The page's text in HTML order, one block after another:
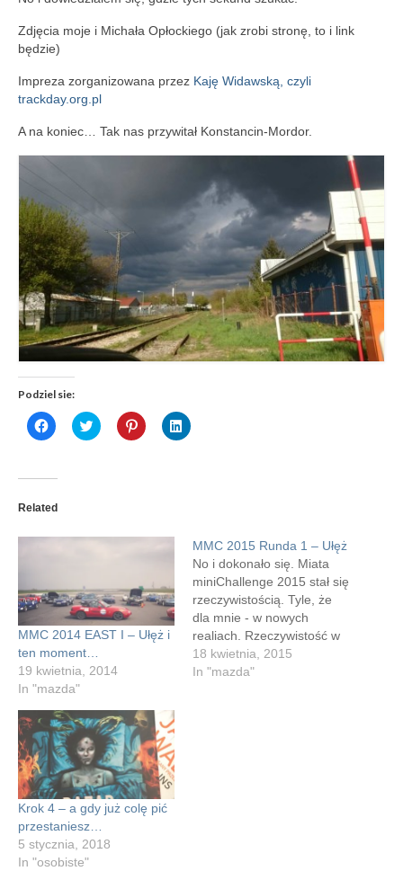
Zdjęcia moje i Michała Opłockiego (jak zrobi stronę, to i link
będzie)
Impreza zorganizowana przez Kaję Widawską, czyli
trackday.org.pl
A na koniec… Tak nas przywitał Konstancin-Mordor.
Podziel sie:
Click
to
(Opens
new
window)
Click
to
Click
to
Click
to
Related
MMC 2014 EAST I – Ułęż i
ten moment…
19 kwietnia, 2014
In "mazda"
MMC 2015 Runda 1 – Ułęż
No i dokonało się. Miata
miniChallenge 2015 stał się
rzeczywistością. Tyle, że
dla mnie - w nowych
realiach. Rzeczywistość w
nowych realiach - brzmi
ciekawie? Po raz pierwszy
18 kwietnia, 2015
In "mazda"
Krok 4 – a gdy już colę pić
przestaniesz…
5 stycznia, 2018
In "osobiste"